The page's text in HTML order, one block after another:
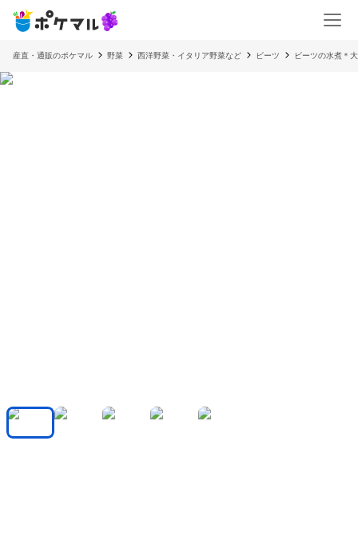
産直・通販のポケマル 野菜 西洋野菜・イタリア野菜など ビーツ ビーツの水煮＊